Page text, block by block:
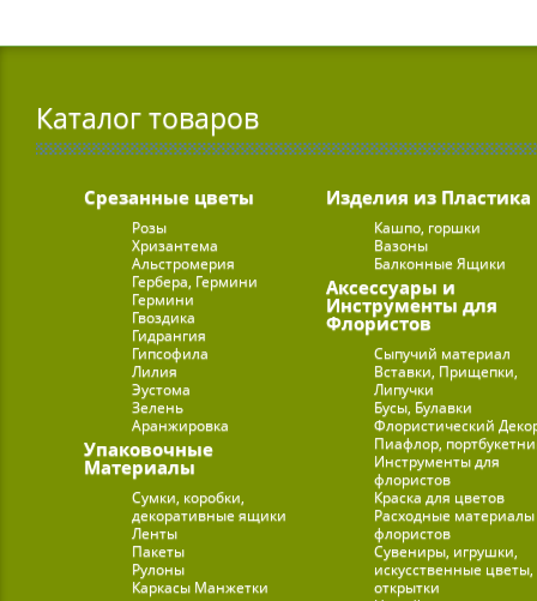
Каталог товаров
Срезанные цветы
Розы
Хризантема
Альстромерия
Гербера, Гермини
Гермини
Гвоздика
Гидрангия
Гипсофила
Лилия
Эустома
Зелень
Аранжировка
Упаковочные
Материалы
Сумки, коробки,
декоративные ящики
Ленты
Пакеты
Рулоны
Каркасы Манжетки
Изделия из Пластика
Кашпо, горшки
Вазоны
Балконные Ящики
Аксессуары и
Инструменты для
Флористов
Сыпучий материал
Вставки, Прищепки,
Липучки
Бусы, Булавки
Флористический
Пиафлор,
Инструменты для
флористов
Краска для цветов
Расходные
флористов
Сувениры, игрушки,
искусственные цветы,
открытки